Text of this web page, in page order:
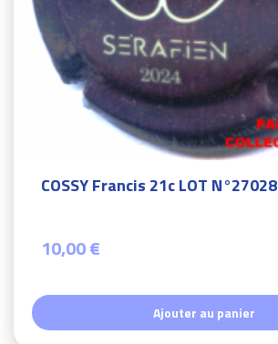
COSSY Francis 21c LOT N°27028
10,00 €
Ajouter au panier